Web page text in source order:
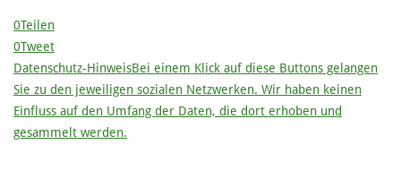
0Teilen
0Tweet
Datenschutz-HinweisBei einem Klick auf diese Buttons gelangen
Sie zu den jeweiligen sozialen Netzwerken. Wir haben keinen
Einfluss auf den Umfang der Daten, die dort erhoben und
gesammelt werden.